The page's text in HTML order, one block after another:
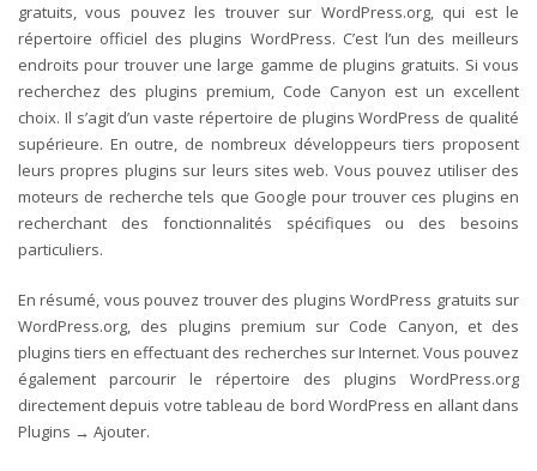
gratuits, vous pouvez les trouver sur WordPress.org, qui est le
répertoire officiel des plugins WordPress. C’est l’un des meilleurs
endroits pour trouver une large gamme de plugins gratuits. Si vous
recherchez des plugins premium, Code Canyon est un excellent
choix. Il s’agit d’un vaste répertoire de plugins WordPress de qualité
supérieure. En outre, de nombreux développeurs tiers proposent
leurs propres plugins sur leurs sites web. Vous pouvez utiliser des
moteurs de recherche tels que Google pour trouver ces plugins en
recherchant des fonctionnalités spécifiques ou des besoins
particuliers.
En résumé, vous pouvez trouver des plugins WordPress gratuits sur
WordPress.org, des plugins premium sur Code Canyon, et des
plugins tiers en effectuant des recherches sur Internet. Vous pouvez
également parcourir le répertoire des plugins WordPress.org
directement depuis votre tableau de bord WordPress en allant dans
Plugins → Ajouter.